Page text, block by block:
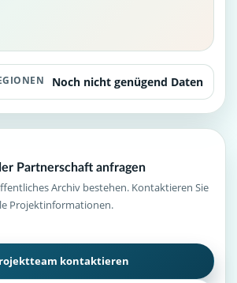
Noch nicht genügend Daten
Partnerschaft anfragen
Archiv bestehen. Kontaktieren Sie
Projektinformationen.
kontaktieren